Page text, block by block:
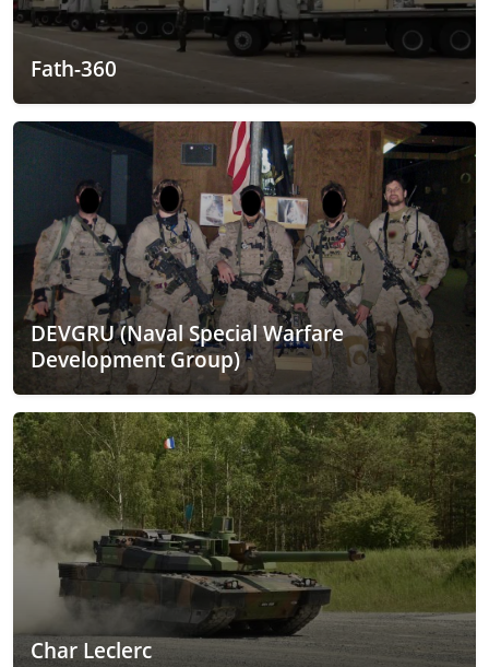
Fath-360
DEVGRU (Naval Special Warfare
Development Group)
Char Leclerc